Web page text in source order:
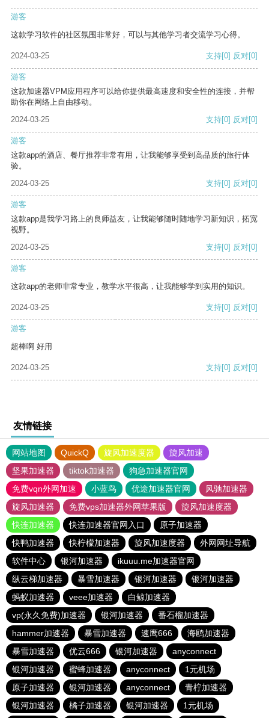
游客
这款学习软件的社区氛围非常好，可以与其他学习者交流学习心得。
2024-03-25 支持[0] 反对[0]
游客
这款加速器VPM应用程序可以给你提供最高速度和安全性的连接，并帮
助你在网络上自由移动。
2024-03-25
支持[0] 反对[0]
游客
这款app的酒店、餐厅推荐非常有用，让我能够享受到高品质的旅行体
验。
2024-03-25
支持[0] 反对[0]
游客
这款app是我学习路上的良师益友，让我能够随时随地学习新知识，拓宽
视野。
2024-03-25
支持[0] 反对[0]
游客
这款app的老师非常专业，教学水平很高，让我能够学到实用的知识。
2024-03-25 支持[0] 反对[0]
游客
超棒啊 好用
2024-03-25 支持[0] 反对[0]
友情链接
网站地图 QuickQ 旋风加速度器
旋风加速
坚果加速器
tiktok加速器
狗急加速器官网
免费vqn外网加速
小蓝鸟 优途加速器官网
风驰加速器
旋风加速器
免费vps加速器外网苹果版
旋风加速度器
快连加速器
快连加速器官网入口
原子加速器
快鸭加速器
快柠檬加速器 旋风加速度器
外网网址导航
软件中心
银河加速器
ikuuu.me加速器官网
纵云梯加速器
暴雪加速器 银河加速器
银河加速器
蚂蚁加速器
veee加速器
白鲸加速器
vp(永久免费)加速器
银河加速器
番石榴加速器
hammer加速器
暴雪加速器 速鹰666
海鸥加速器
暴雪加速器
优云666 银河加速器
anyconnect
银河加速器
蜜蜂加速器 anyconnect
1元机场
原子加速器
银河加速器 anyconnect
青柠加速器
银河加速器
橘子加速器 银河加速器 1元机场